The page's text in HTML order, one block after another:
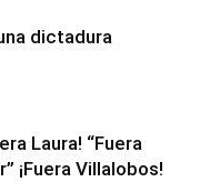
dictadura
Laura! “Fuera
¡Fuera Villalobos!